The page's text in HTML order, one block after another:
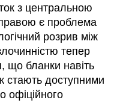
з центральною
є проблема
розрив між
тепер
що бланки навіть
стають доступними
офіційного